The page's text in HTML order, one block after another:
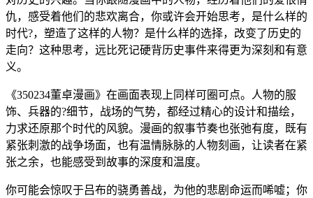
仇，感受着他们的悲欢离合，你或许会开始思考，是什么样的
时代?，塑造了这样的人物？是什么样的选择，改变了历史的
走向？这种思考，远比死记硬背历史事件来得更为深刻和有意
义。
《350234董卓漫画》在画面表现上同样可圈可点。人物的服
饰、兵器的?细节，战场的气势，都经过精心的设计和描绘，
力求还原那个时代的风貌。漫画的叙事节奏也张弛有度，既有
紧张刺激的战争场面，也有温情脉脉的人物刻画，让读者在紧
张之余，也能感受到故事的深度和温度。
你可能会惊叹于吕布的骁勇善战，为他的悲剧命运而唏嘘；你